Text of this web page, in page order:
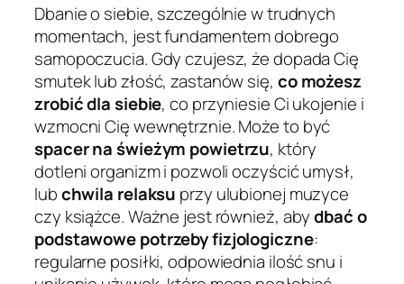
Dbanie o siebie, szczególnie w trudnych
momentach, jest fundamentem dobrego
samopoczucia. Gdy czujesz, że dopada Cię
smutek lub złość, zastanów się, co możesz
zrobić dla siebie, co przyniesie Ci ukojenie i
wzmocni Cię wewnętrznie. Może to być
spacer na świeżym powietrzu, który
dotleni organizm i pozwoli oczyścić umysł,
lubchwila relaksu przy ulubionej muzyce
czy książce. Ważne jest również, abydbać o
podstawowe potrzeby fizjologiczne:
regularne posiłki, odpowiednia ilość snu i